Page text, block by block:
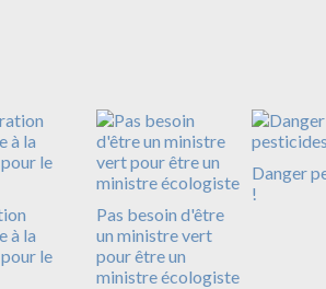
à la
le
Pas besoin d'être
un ministre vert
pour être un
ministre écologiste
Danger
!